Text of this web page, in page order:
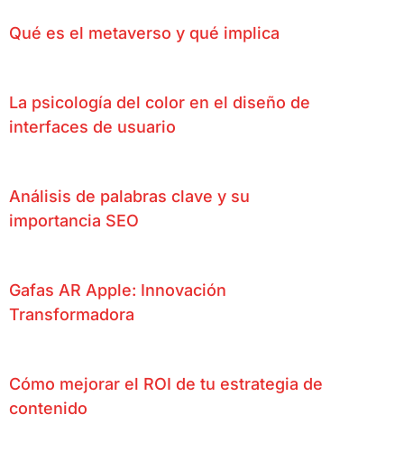
Qué es el metaverso y qué implica
La psicología del color en el diseño de
interfaces de usuario
Análisis de palabras clave y su
importancia SEO
Gafas AR Apple: Innovación
Transformadora
Cómo mejorar el ROI de tu estrategia de
contenido